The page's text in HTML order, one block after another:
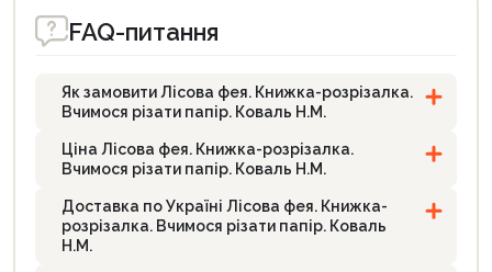
FAQ-питання
Як замовити Лісова фея. Книжка-розрізалка.
Вчимося різати папір. Коваль Н.М.
Ціна Лісова фея. Книжка-розрізалка.
Вчимося різати папір. Коваль Н.М.
Доставка по Україні Лісова фея. Книжка-
розрізалка. Вчимося різати папір. Коваль
Н.М.